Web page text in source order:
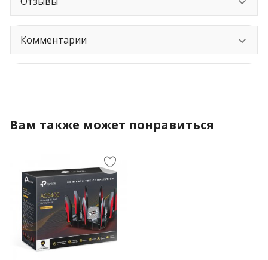
Комментарии
Вам также может понравиться